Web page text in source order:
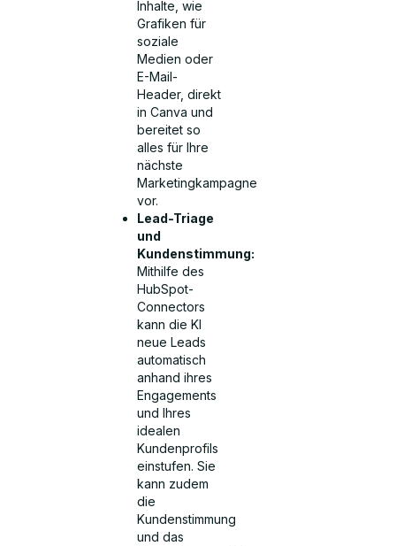
Inhalte, wie
Grafiken für
soziale
Medien oder
E-Mail-
Header, direkt
in Canva und
bereitet so
alles für Ihre
nächste
Marketingkampagne
vor.
Lead-Triage
und
Kundenstimmung:
Mithilfe des
HubSpot-
Connectors
kann die KI
neue Leads
automatisch
anhand ihres
Engagements
und Ihres
idealen
Kundenprofils
einstufen. Sie
kann zudem
die
Kundenstimmung
und das